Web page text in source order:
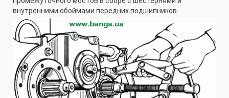
внутренними обоймами передних подшипников.